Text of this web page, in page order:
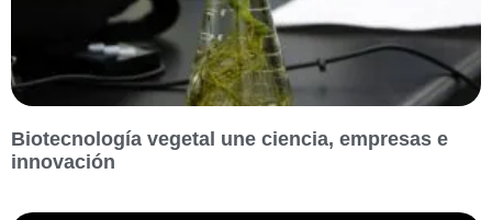
Biotecnología vegetal une ciencia, empresas e
innovación